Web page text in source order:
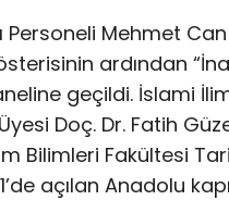
Personeli Mehmet
ardından
geçildi. İslami
Doç. Dr. Fatih
Bilimleri Fakültesi
açılan Anadolu